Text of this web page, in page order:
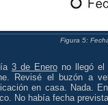
Figura 5:
3 de Enerono llegó el
Revisé el buzón a
en casa. Nada.
No había fecha